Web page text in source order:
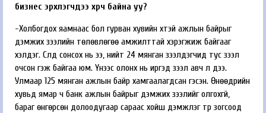
бизнес эрхлэгчдээ хүрч байна уу?
-Холбогдох яамнаас бол гурван хувийн хүүтэй ажлын байрыг
дэмжих зээлийн төлөвлөгөө амжилттай хэрэгжиж байгааг
хэлдэг. Сүүлд сонсох нь ээ, нийт 24 мянган зээлдэгчид тус зээл
очсон гэж байгаа юм. Үүнээс олонх нь иргэд зээл авч л дээ.
Улмаар 125 мянган ажлын байр хамгаалагдсан гэсэн. Өнөөдрийн
хувьд ямар ч банк ажлын байрыг дэмжих зээлийг олгохгүй,
бараг өнгөрсөн долоодугаар сараас хойш дэмжлэг түр зогсоод